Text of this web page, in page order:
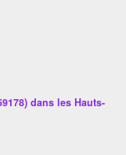
dans les Hauts-